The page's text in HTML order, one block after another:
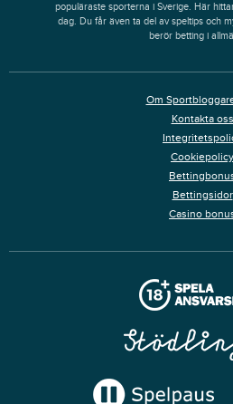
populäraste sporterna i Sverige. Här
dag. Du får även ta del av speltips och
berör betting i
Om
Kontakta oss
Cookiepolicy
Bettingsidor
Casino